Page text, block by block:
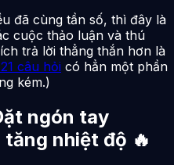
đã cùng tần số, thì đây là
cuộc thảo luận và thú
trả lời thẳng thắn hơn là
câu hỏi có hẳn một phần
kém.)
ngón tay
nhiệt độ 🔥